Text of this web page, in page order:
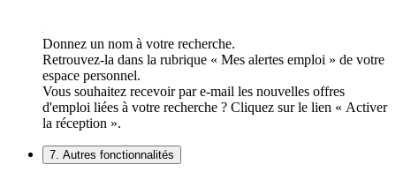
Donnez un nom à votre recherche.
Retrouvez-la dans la rubrique « Mes alertes emploi » de votre
espace personnel.
Vous souhaitez recevoir par e-mail les nouvelles offres
d'emploi liées à votre recherche ? Cliquez sur le lien « Activer
la réception ».
7. Autres fonctionnalités